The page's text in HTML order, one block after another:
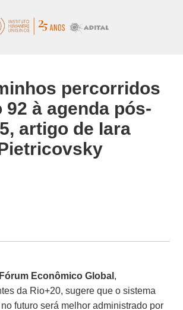
percorridos
92 à agenda pós-
artigo de Iara
Fórum Econômico Global ,
da Rio+20, sugere que o sistema
futuro será melhor administrado por